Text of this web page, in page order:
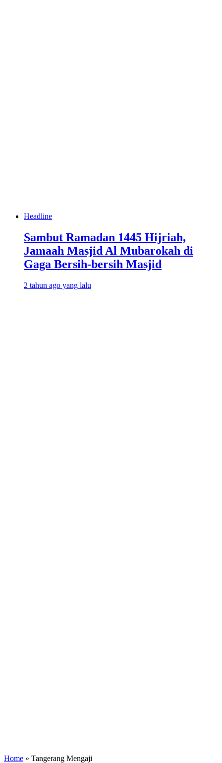
Headline
Sambut Ramadan 1445 Hijriah,
Jamaah Masjid Al Mubarokah di
Gaga Bersih-bersih Masjid
2 tahun ago yang lalu
Home » Tangerang Mengaji